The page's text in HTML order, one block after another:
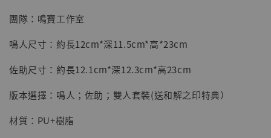
【店內現貨】七龍珠 系列蒐藏雕像 悟空 鳥山
明紀念款 [奇蹟工作室]
NT$ 5,580
團隊：鳴寶工作室
鳴人尺寸：約長12cm*深11.5cm*高*23cm
佐助尺寸：約長12.1cm*深12.3cm*高23cm
版本選擇：鳴人；佐助；雙人套裝(送和解之印特典）
材質：PU+樹脂